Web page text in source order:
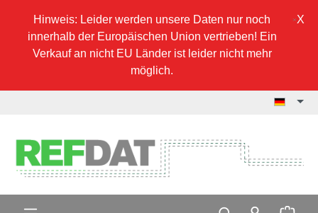
Hinweis: Leider werden unsere Daten nur noch
innerhalb der Europäischen Union vertrieben! Ein
Verkauf an nicht EU Länder ist leider nicht mehr
möglich.